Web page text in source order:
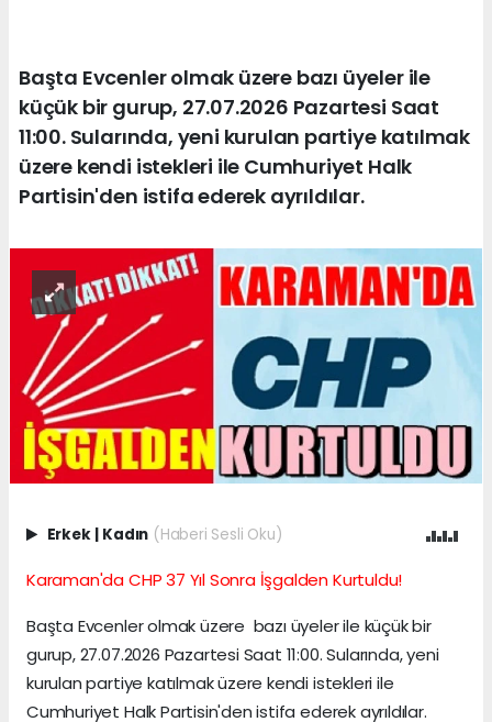
Başta Evcenler olmak üzere bazı üyeler ile
küçük bir gurup, 27.07.2026 Pazartesi Saat
11:00. Sularında, yeni kurulan partiye katılmak
üzere kendi istekleri ile Cumhuriyet Halk
Partisin'den istifa ederek ayrıldılar.
Erkek | Kadın (Haberi Sesli Oku)
Karaman'da CHP 37 Yıl Sonra İşgalden Kurtuldu!
Başta Evcenler olmak üzere bazı üyeler ile küçük bir
gurup, 27.07.2026 Pazartesi Saat 11:00. Sularında, yeni
kurulan partiye katılmak üzere kendi istekleri ile
Cumhuriyet Halk Partisin'den istifa ederek ayrıldılar.